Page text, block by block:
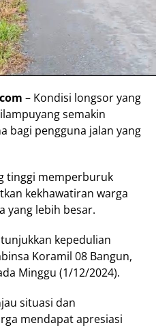
– Kondisi longsor yang
semakin
bagi pengguna jalan yang
tinggi memperburuk
kekhawatiran warga
yang lebih besar.
kepedulian
Koramil 08 Bangun,
Minggu (1/12/2024).
situasi dan
mendapat apresiasi